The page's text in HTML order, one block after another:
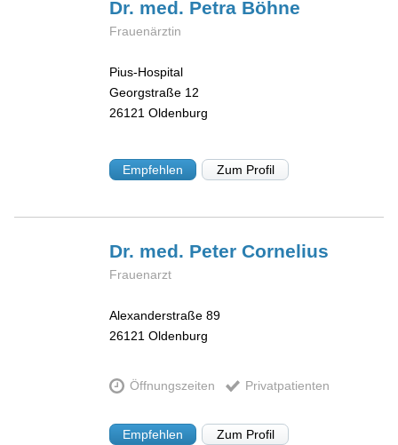
Dr. med. Petra Böhne
Frauenärztin
Pius-Hospital
Georgstraße 12
26121 Oldenburg
Empfehlen Zum Profil
Dr. med. PeterCornelius
Frauenarzt
Alexanderstraße 89
26121 Oldenburg
Öffnungszeiten Privatpatienten
Empfehlen Zum Profil